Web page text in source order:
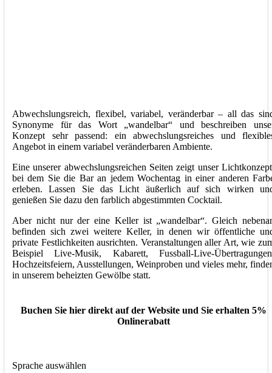
Abwechslungsreich, flexibel, variabel, veränderbar – all das
Synonyme für das Wort „wandelbar“ und beschreiben
Konzept sehr passend: ein abwechslungsreiches und
Angebot in einem variabel veränderbaren Ambiente.
Eine unserer abwechslungsreichen Seiten zeigt unser
bei dem Sie die Bar an jedem Wochentag in einer anderen
erleben. Lassen Sie das Licht äußerlich auf sich wirken
genießen Sie dazu den farblich abgestimmten Cocktail.
Aber nicht nur der eine Keller ist „wandelbar“. Gleich
befinden sich zwei weitere Keller, in denen wir öffentliche
private Festlichkeiten ausrichten. Veranstaltungen aller Art, wie
Beispiel Live-Musik, Kabarett, Fussball-Live-
Hochzeitsfeiern, Ausstellungen, Weinproben und vieles mehr,
in unserem beheizten Gewölbe statt.
Buchen Sie hier direkt auf der Website und Sie erhalten 5%
Onlinerabatt
Sprache auswählen